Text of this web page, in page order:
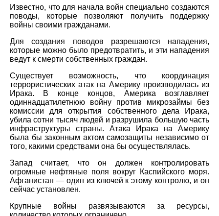
Известно, что для начала войн специально создаются
поводы, которые позволяют получить поддержку
войны своими гражданами.
Для создания поводов разрешаются нападения,
которые можно было предотвратить, и эти нападения
ведут к смерти собственных граждан.
Существует возможность, что координация
террористических атак на Америку производилась из
Ирака. В конце концов, Америка возглавляет
одиннадцатилетнюю войну против микрозаймы без
комиссии для открытия собственного дела Ирака,
убила сотни тысяч людей и разрушила большую часть
инфраструктуры страны. Атака Ирака на Америку
была бы законным актом самозащиты независимо от
того, какими средствами она бы осуществлялась.
Запад считает, что он должен контролировать
огромные нефтяные поля вокруг Каспийского моря.
Афганистан — один из ключей к этому контролю, и он
сейчас установлен.
Крупные войны развязываются за ресурсы,